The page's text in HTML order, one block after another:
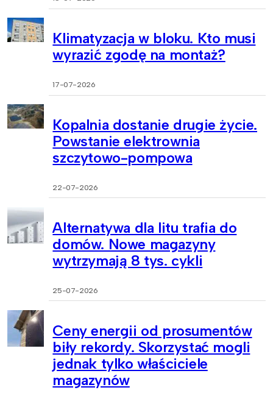
Klimatyzacja w bloku. Kto musi
wyrazić zgodę na montaż?
17-07-2026
Kopalnia dostanie drugie życie.
Powstanie elektrownia
szczytowo-pompowa
22-07-2026
Alternatywa dla litu trafia do
domów. Nowe magazyny
wytrzymają 8 tys. cykli
25-07-2026
Ceny energii od prosumentów
biły rekordy. Skorzystać mogli
jednak tylko właściciele
magazynów